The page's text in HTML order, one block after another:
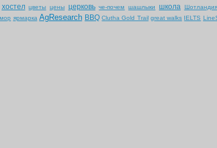
хостел цветы цены церковь че-почем шашлыки школа Шотландия
ярмарка AgResearch BBQ Clutha Gold Trail great walks IELTS